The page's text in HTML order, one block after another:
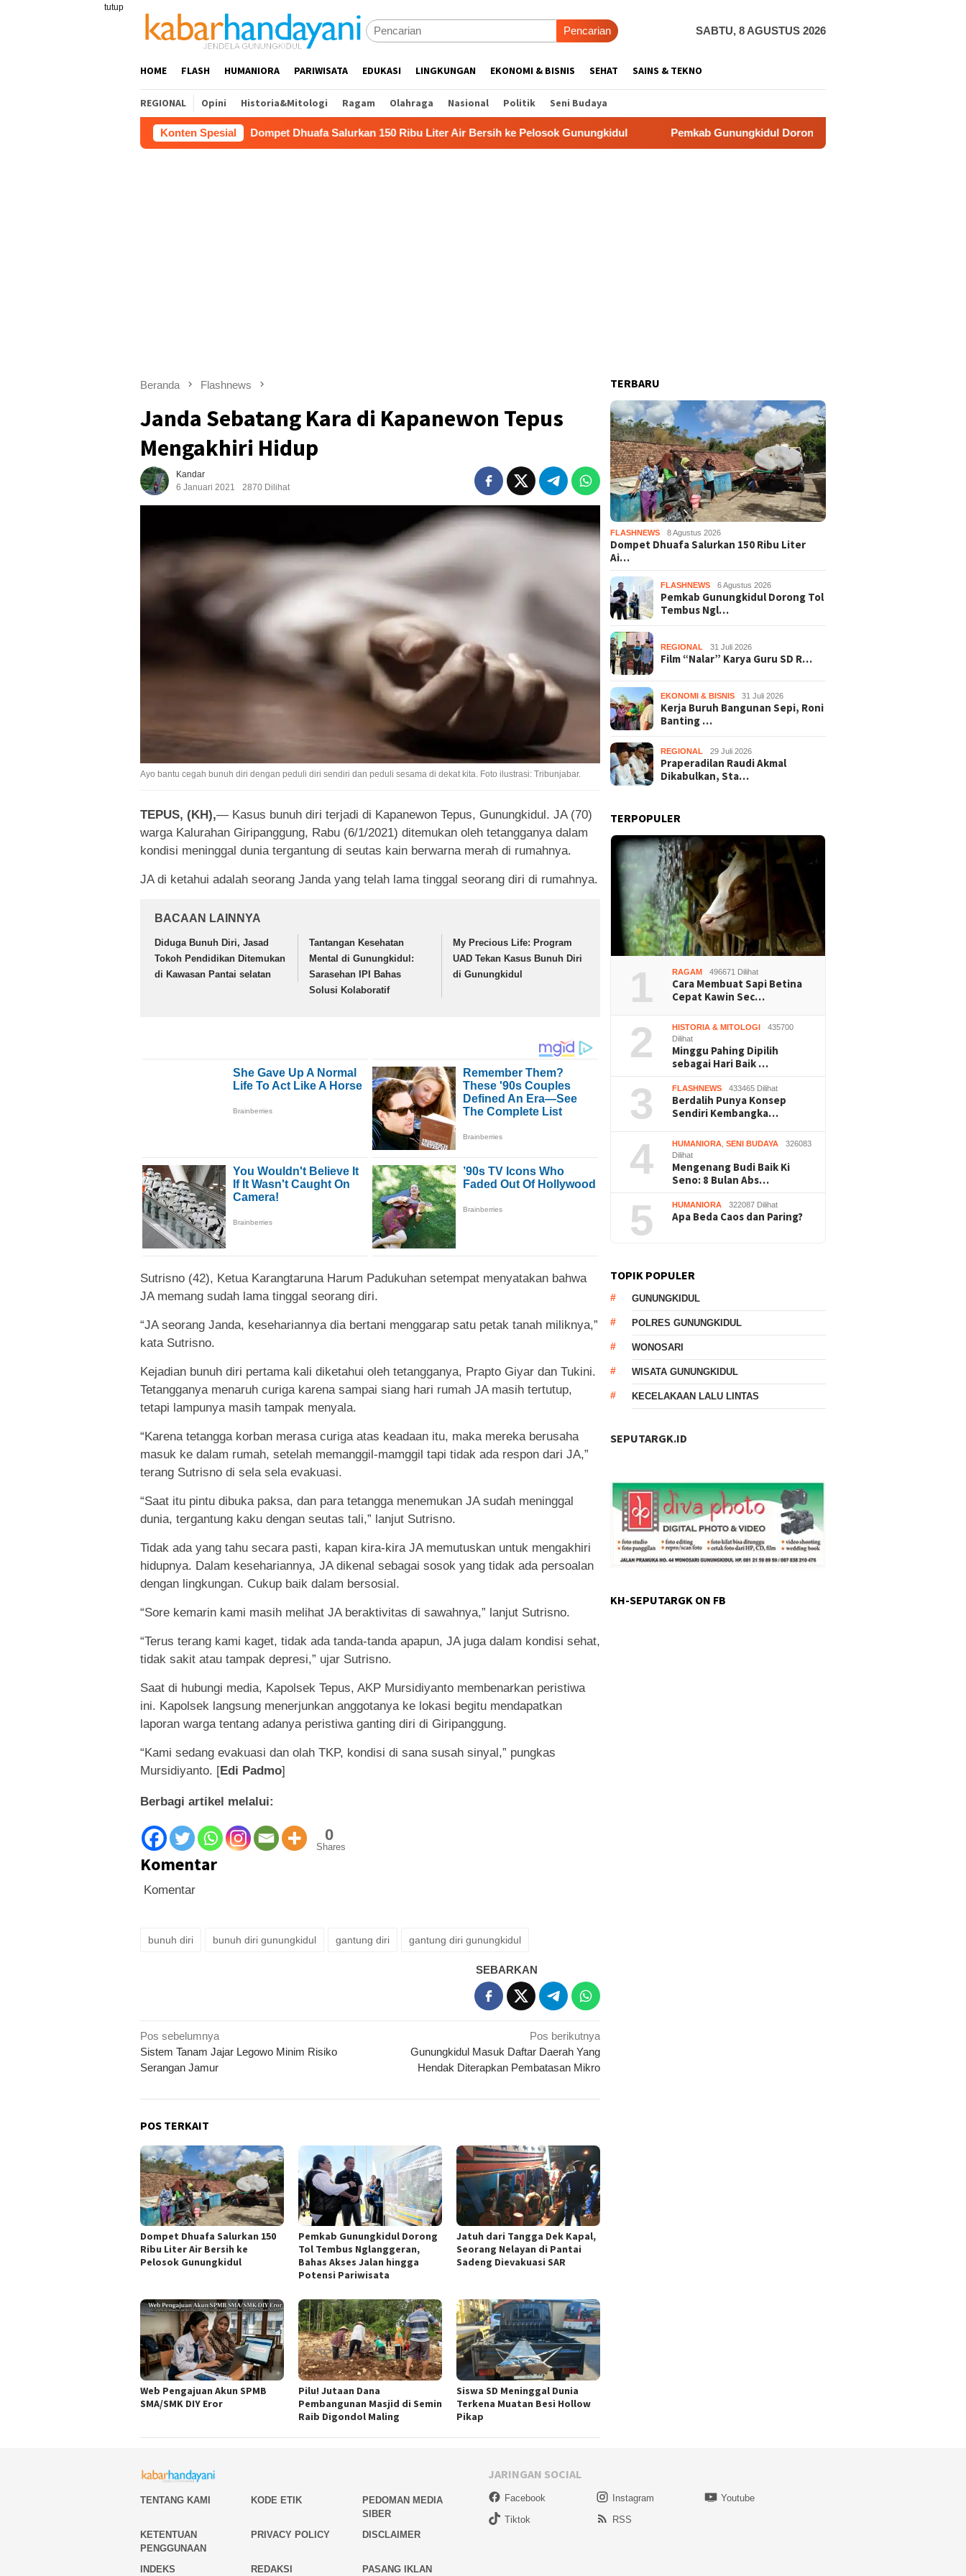
tutup
Pencarian SABTU, 8 AGUSTUS 2026
HOME FLASH HUMANIORA PARIWISATA EDUKASI LINGKUNGAN EKONOMI & BISNIS SEHAT SAINS & TEKNO
REGIONAL Opini Historia&Mitologi Ragam Olahraga Nasional Politik Seni Budaya
Konten Spesial
Dompet Dhuafa Salurkan 150 Ribu Liter Air Bersih ke Pelosok Gunungkidul Pemkab Gunungkidul Dorong Tol Tembus Nglanggeran, Bahas Akses
Beranda Flashnews
Janda Sebatang Kara di Kapanewon Tepus
Mengakhiri Hidup
Kandar
6 Januari 2021
2870 Dilihat
Ayo bantu cegah bunuh diri dengan peduli diri sendiri dan peduli sesama di dekat kita. Foto ilustrasi: Tribunjabar.
TEPUS, (KH),— Kasus bunuh diri terjadi di Kapanewon Tepus, Gunungkidul. JA (70)
warga Kalurahan Giripanggung, Rabu (6/1/2021) ditemukan oleh tetangganya dalam
kondisi meninggal dunia tergantung di seutas kain berwarna merah di rumahnya.
JA di ketahui adalah seorang Janda yang telah lama tinggal seorang diri di rumahnya.
BACAAN LAINNYA
Diduga Bunuh Diri, Jasad
Tokoh Pendidikan Ditemukan
di Kawasan Pantai selatan
Tantangan Kesehatan
Mental di Gunungkidul:
Sarasehan IPI Bahas
Solusi Kolaboratif
My Precious Life: Program
UAD Tekan Kasus Bunuh Diri
di Gunungkidul
Sutrisno (42), Ketua Karangtaruna Harum Padukuhan setempat menyatakan bahwa
JA memang sudah lama tinggal seorang diri.
“JA seorang Janda, kesehariannya dia bertani menggarap satu petak tanah miliknya,”
kata Sutrisno.
Kejadian bunuh diri pertama kali diketahui oleh tetangganya, Prapto Giyar dan Tukini.
Tetangganya menaruh curiga karena sampai siang hari rumah JA masih tertutup,
tetapi lampunya masih tampak menyala.
“Karena tetangga korban merasa curiga atas keadaan itu, maka mereka berusaha
masuk ke dalam rumah, setelah memanggil-mamggil tapi tidak ada respon dari JA,”
terang Sutrisno di sela sela evakuasi.
“Saat itu pintu dibuka paksa, dan para tetangga menemukan JA sudah meninggal
dunia, tergantung kaku dengan seutas tali,” lanjut Sutrisno.
Tidak ada yang tahu secara pasti, kapan kira-kira JA memutuskan untuk mengakhiri
hidupnya. Dalam kesehariannya, JA dikenal sebagai sosok yang tidak ada persoalan
dengan lingkungan. Cukup baik dalam bersosial.
“Sore kemarin kami masih melihat JA beraktivitas di sawahnya,” lanjut Sutrisno.
“Terus terang kami kaget, tidak ada tanda-tanda apapun, JA juga dalam kondisi sehat,
tidak sakit atau tampak depresi,” ujar Sutrisno.
Saat di hubungi media, Kapolsek Tepus, AKP Mursidiyanto membenarkan peristiwa
ini. Kapolsek langsung menerjunkan anggotanya ke lokasi begitu mendapatkan
laporan warga tentang adanya peristiwa ganting diri di Giripanggung.
“Kami sedang evakuasi dan olah TKP, kondisi di sana susah sinyal,” pungkas
Mursidiyanto. [Edi Padmo]
Berbagi artikel melalui:
0
Shares
Komentar
Komentar
bunuh diri bunuh diri gunungkidul gantung diri gantung diri gunungkidul
SEBARKAN
Navigasi
pos
Pos sebelumnya
Sistem Tanam Jajar Legowo Minim Risiko
Serangan Jamur
Pos berikutnya
Gunungkidul Masuk Daftar Daerah Yang
Hendak Diterapkan Pembatasan Mikro
POS TERKAIT
Dompet Dhuafa Salurkan 150
Ribu Liter Air Bersih ke
Pelosok Gunungkidul
Pemkab Gunungkidul Dorong
Tol Tembus Nglanggeran,
Bahas Akses Jalan hingga
Potensi Pariwisata
Jatuh dari Tangga Dek Kapal,
Seorang Nelayan di Pantai
Sadeng Dievakuasi SAR
Web Pengajuan Akun SPMB
SMA/SMK DIY Eror
Pilu! Jutaan Dana
Pembangunan Masjid di Semin
Raib Digondol Maling
Siswa SD Meninggal Dunia
Terkena Muatan Besi Hollow
Pikap
TERBARU
FLASHNEWS 8 Agustus 2026
Dompet Dhuafa Salurkan 150 Ribu Liter
Ai…
FLASHNEWS 6 Agustus 2026
Pemkab Gunungkidul Dorong Tol
Tembus Ngl…
REGIONAL 31 Juli 2026
Film “Nalar” Karya Guru SD R…
EKONOMI & BISNIS 31 Juli 2026
Kerja Buruh Bangunan Sepi, Roni
Banting …
REGIONAL 29 Juli 2026
Praperadilan Raudi Akmal
Dikabulkan, Sta…
TERPOPULER
1 RAGAM 496671 Dilihat
Cara Membuat Sapi Betina
Cepat Kawin Sec…
2 HISTORIA & MITOLOGI
435700
Dilihat
Minggu Pahing Dipilih
sebagai Hari Baik …
3 FLASHNEWS 433465 Dilihat
Berdalih Punya Konsep
Sendiri Kembangka…
4 HUMANIORA ,SENI BUDAYA
326083
Dilihat
Mengenang Budi Baik Ki
Seno: 8 Bulan Abs…
5 HUMANIORA 322087 Dilihat
Apa Beda Caos dan Paring?
TOPIK POPULER
GUNUNGKIDUL
POLRES GUNUNGKIDUL
WONOSARI
WISATA GUNUNGKIDUL
KECELAKAAN LALU LINTAS
SEPUTARGK.ID
KH-SEPUTARGK ON FB
TENTANG KAMI KODE ETIK
PEDOMAN MEDIA
SIBER
KETENTUAN
PENGGUNAAN
PRIVACY POLICY DISCLAIMER
INDEKS REDAKSI PASANG IKLAN
JARINGAN SOCIAL
Facebook Instagram
Youtube
Tiktok
RSS